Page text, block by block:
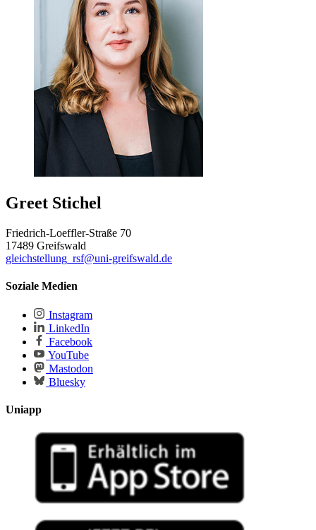
Greet Stichel
Friedrich-Loeffler-Straße 70
17489 Greifswald
gleichstellung_rsf@uni-greifswald.de
Soziale Medien
Instagram
LinkedIn
Facebook
YouTube
Mastodon
Bluesky
Uniapp